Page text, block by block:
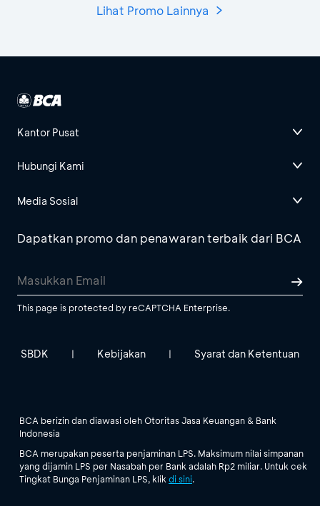
Lihat Promo Lainnya
Kantor Pusat
Hubungi Kami
Media Sosial
Dapatkan promo dan penawaran terbaik dari BCA
This page is protected by reCAPTCHA Enterprise.
SBDK | Kebijakan | Syarat dan Ketentuan
BCA berizin dan diawasi oleh Otoritas Jasa Keuangan & Bank
Indonesia
BCA merupakan peserta penjaminan LPS. Maksimum nilai simpanan
yang dijamin LPS per Nasabah per Bank adalah Rp2 miliar. Untuk cek
Tingkat Bunga Penjaminan LPS, klikdi sini.